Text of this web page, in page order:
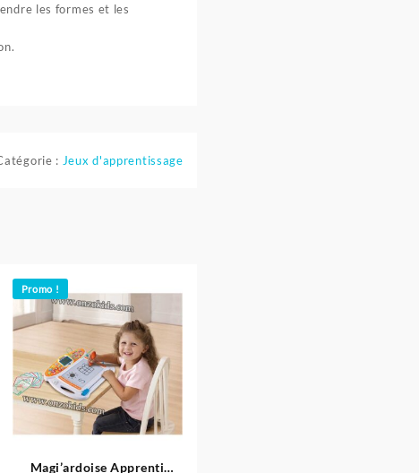
les formes et les
: Jeux d'apprentissage
Promo !
Magi’ardoise Apprenti